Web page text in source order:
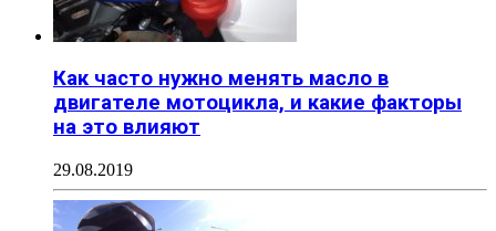
Как часто нужно менять масло в
двигателе мотоцикла, и какие факторы
на это влияют
29.08.2019